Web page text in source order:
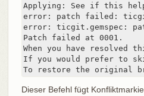
Applying: See if this
error: patch failed:
error: ticgit.gemspec:
Patch failed at 0001.
When you have resolved
If you would prefer to
To restore the original
Dieser Befehl fügt